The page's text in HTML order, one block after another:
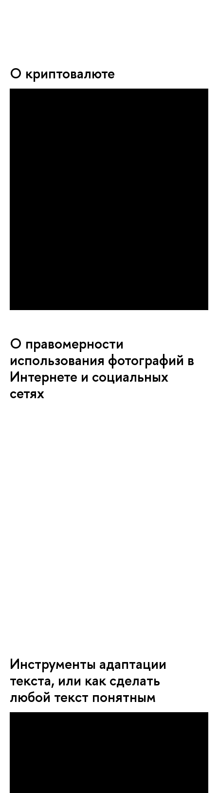
О криптовалюте
О правомерности
использования фотографий в
Интернете и социальных
сетях
Инструменты адаптации
текста, или как сделать
любой текст понятным